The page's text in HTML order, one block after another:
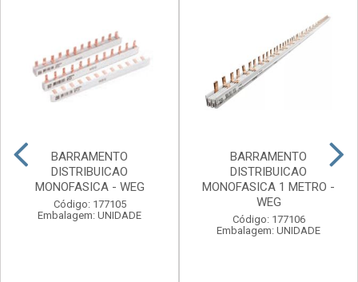
BARRAMENTO
DISTRIBUICAO
MONOFASICA - WEG
Código: 177105
Embalagem: UNIDADE
BARRAMENTO
DISTRIBUICAO
MONOFASICA 1 METRO -
WEG
Código: 177106
Embalagem: UNIDADE